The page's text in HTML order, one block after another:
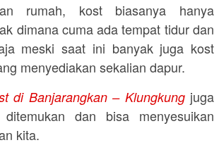
rumah, kost biasanya hanya
dimana cuma ada tempat tidur dan
meski saat ini banyak juga kost
menyediakan sekalian dapur.
di Banjarangkan – Klungkungjuga
dan bisa menyesuikan
kita.